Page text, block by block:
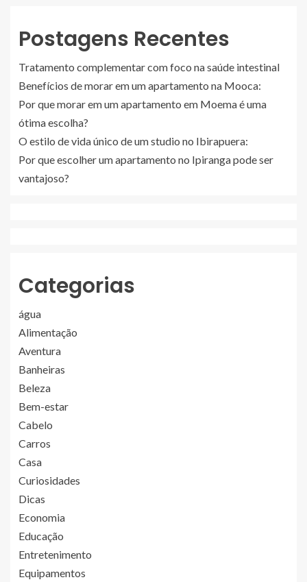
Postagens Recentes
Tratamento complementar com foco na saúde intestinal
Benefícios de morar em um apartamento na Mooca:
Por que morar em um apartamento em Moema é uma
ótima escolha?
O estilo de vida único de um studio no Ibirapuera:
Por que escolher um apartamento no Ipiranga pode ser
vantajoso?
Categorias
água
Alimentação
Aventura
Banheiras
Beleza
Bem-estar
Cabelo
Carros
Casa
Curiosidades
Dicas
Economia
Educação
Entretenimento
Equipamentos